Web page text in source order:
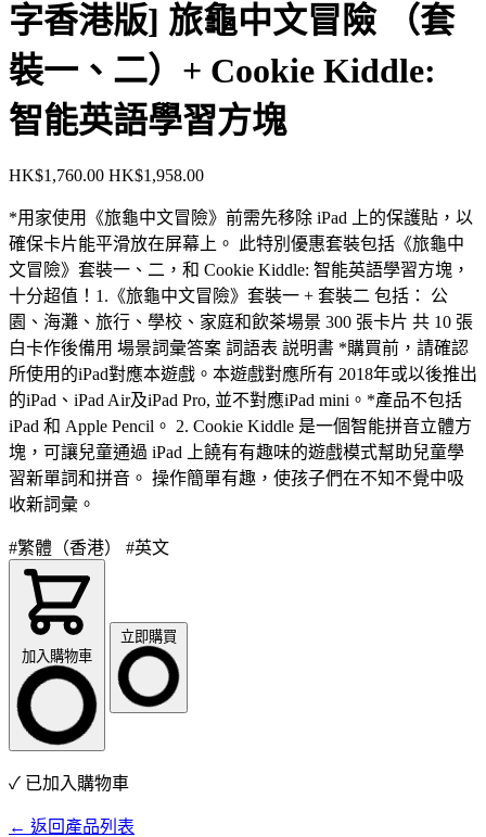
字香港版] 旅龜中文冒險 （套
裝一、二）+ Cookie Kiddle:
智能英語學習方塊
HK$1,760.00 HK$1,958.00
*用家使用《旅龜中文冒險》前需先移除 iPad 上的保護貼，以
確保卡片能平滑放在屏幕上。 此特別優惠套裝包括《旅龜中
文冒險》套裝一、二，和 Cookie Kiddle: 智能英語學習方塊，
十分超值！1.《旅龜中文冒險》套裝一 + 套裝二 包括： 公
園、海灘、旅行、學校、家庭和飲茶場景 300 張卡片 共 10 張
白卡作後備用 場景詞彙答案 詞語表 説明書 *購買前，請確認
所使用的iPad對應本遊戲。本遊戲對應所有 2018年或以後推出
的iPad、iPad Air及iPad Pro, 並不對應iPad mini。*產品不包括
iPad 和 Apple Pencil。 2. Cookie Kiddle 是一個智能拼音立體方
塊，可讓兒童通過 iPad 上饒有有趣味的遊戲模式幫助兒童學
習新單詞和拼音。 操作簡單有趣，使孩子們在不知不覺中吸
收新詞彙。
#繁體（香港） #英文
加入購物車
立即購買
✓ 已加入購物車
← 返回產品列表